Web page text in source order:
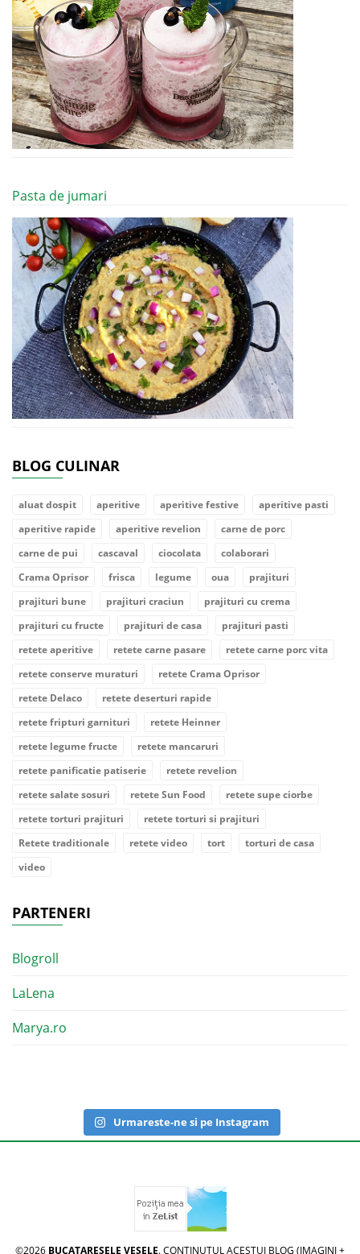
Pasta de jumari
BLOG CULINAR
aluat dospit aperitive aperitive festive
aperitive pasti
aperitive rapide
aperitive revelion
carne de porc
carne de pui
cascaval ciocolata
colaborari
Crama Oprisor
frisca legume oua
prajituri
prajituri bune
prajituri craciun
prajituri cu crema
prajituri cu fructe
prajituri de casa
prajituri pasti
retete aperitive
retete carne pasare
retete carne porc vita
retete conserve muraturi
retete Crama Oprisor
retete Delaco
retete deserturi rapide
retete fripturi garnituri
retete Heinner
retete legume fructe
retete mancaruri
retete panificatie patiserie
retete revelion
retete salate sosuri
retete Sun Food
retete supe ciorbe
retete torturi prajituri
retete torturi si prajituri
Retete traditionale
retete video tort
torturi de casa
video
PARTENERI
Blogroll
LaLena
Marya.ro
Urmareste-ne si pe Instagram
©2026 BUCATARESELE VESELE. CONTINUTUL ACESTUI BLOG (IMAGINI +